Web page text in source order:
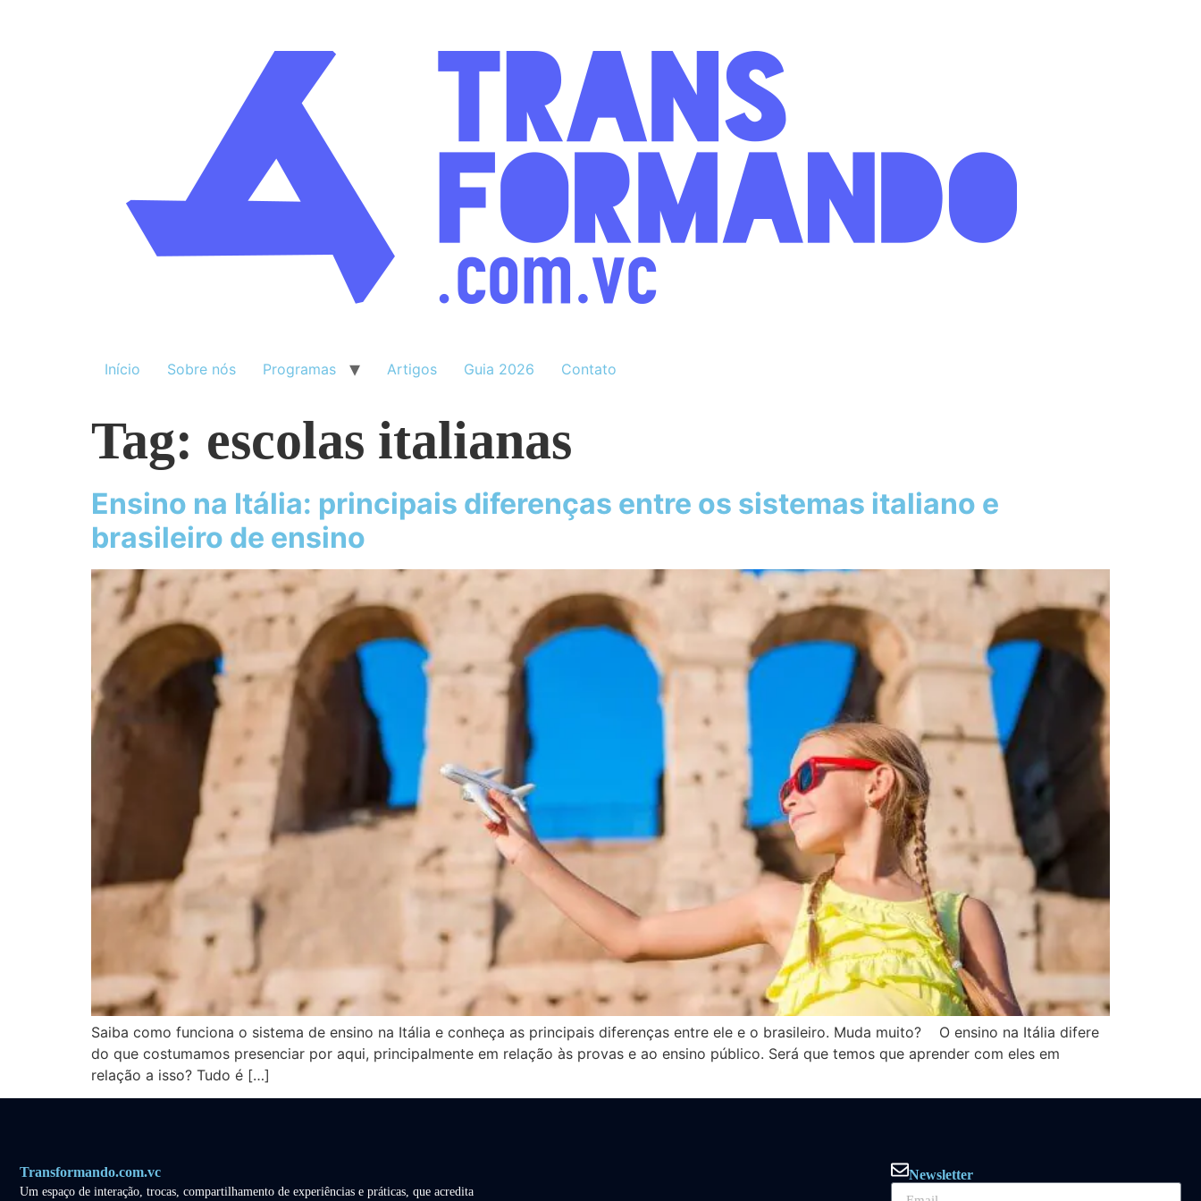
Início Sobre nós Programas Artigos Guia 2026 Contato
Tag: escolas italianas
Ensino na Itália: principais diferenças entre os sistemas italiano e
brasileiro de ensino
Saiba como funciona o sistema de ensino na Itália e conheça as principais diferenças entre ele e o brasileiro. Muda muito? O ensino na Itália difere
do que costumamos presenciar por aqui, principalmente em relação às provas e ao ensino público. Será que temos que aprender com eles em
relação a isso? Tudo é […]
Transformando.com.vc
Um espaço de interação, trocas, compartilhamento de experiências e práticas, que acredita
Newsletter